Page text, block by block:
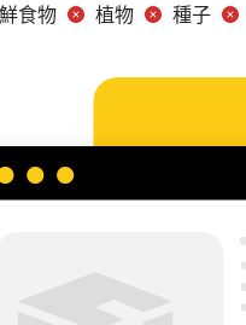
食物 植物 種子